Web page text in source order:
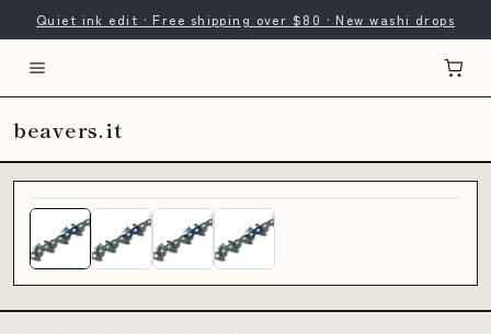
Quiet ink edit · Free shipping over $80 · New washi drops
beavers.it